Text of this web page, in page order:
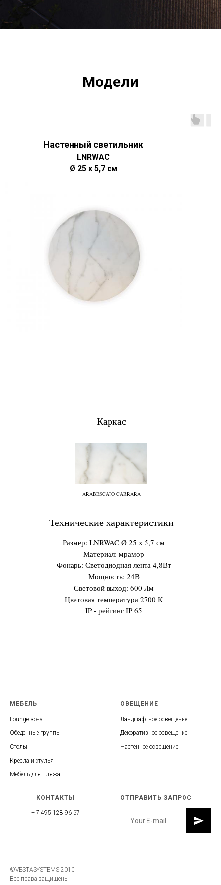
Модели
Настенный светильник
LNRWAC
Ø 25 х 5,7 см
Каркас
Размер: LNRWAC Ø 25 х 5,7 см
Материал: мрамор
Фонарь: Светодиодная лента 4,8Вт
Мощность: 24В
Световой выход: 600 Лм
Цветовая температура 2700 К
IP - рейтинг IP 65
ARABESCATO CARRARA
Технические характеристики
МЕБЕЛЬ
Lounge зона
Обеденные группы
Столы
Кресла и стулья
Мебель для пляжа
ОВЕЩЕНИЕ
Ландшафтное освещение
Декоративное освещение
Настенное освещение
КОНТАКТЫ
+ 7 495 128 96 67
ОТПРАВИТЬ ЗАПРОС
©VESTASYSTEMS 2010
Все права защищены